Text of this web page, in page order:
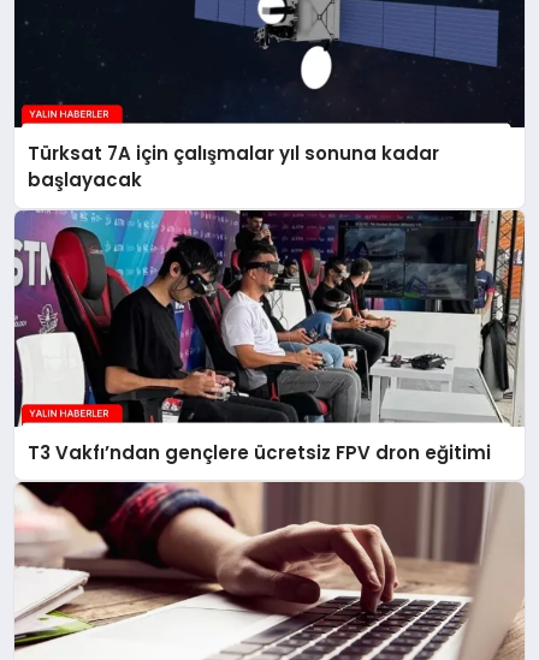
Türksat 7A için çalışmalar yıl sonuna kadar
başlayacak
T3 Vakfı’ndan gençlere ücretsiz FPV dron eğitimi